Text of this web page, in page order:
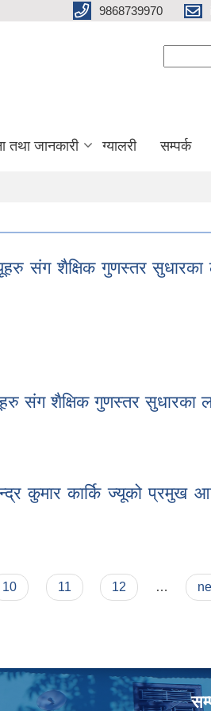
9868739970
तथा जानकारी ग्यालरी सम्पर्क
संग शैक्षिक गुणस्तर सुधारका
संग शैक्षिक गुणस्तर सुधारका
कुमार कार्कि ज्यूको प्रमुख
10 11 12 …